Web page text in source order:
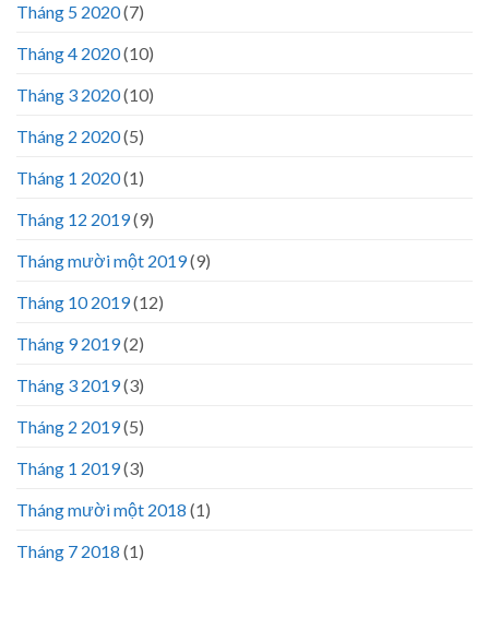
Tháng 5 2020(7)
Tháng 4 2020(10)
Tháng 3 2020(10)
Tháng 2 2020(5)
Tháng 1 2020(1)
Tháng 12 2019(9)
Tháng mười một 2019(9)
Tháng 10 2019(12)
Tháng 9 2019(2)
Tháng 3 2019(3)
Tháng 2 2019(5)
Tháng 1 2019(3)
Tháng mười một 2018 (1)
Tháng 7 2018 (1)